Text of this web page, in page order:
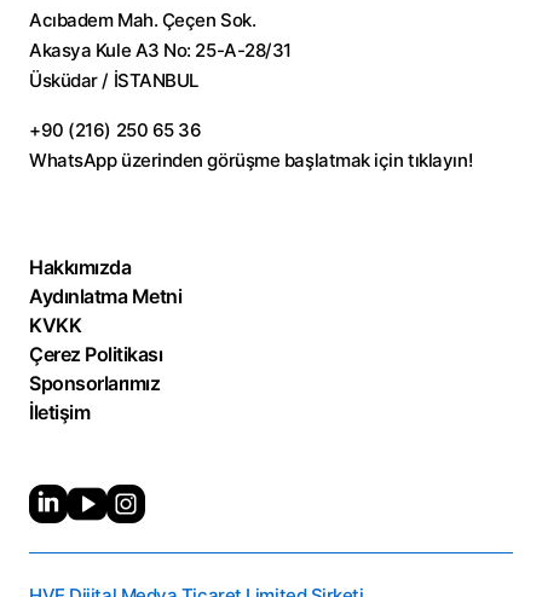
Acıbadem Mah. Çeçen Sok.
Akasya Kule A3 No: 25-A-28/31
Üsküdar / İSTANBUL
+90 (216) 250 65 36
WhatsApp üzerinden görüşme başlatmak içintıklayın!
Hakkımızda
Aydınlatma Metni
KVKK
Çerez Politikası
Sponsorlarımız
İletişim